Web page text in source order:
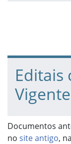
Fim da
Início do
Editais
Vigente
Documentos
no site antigo,